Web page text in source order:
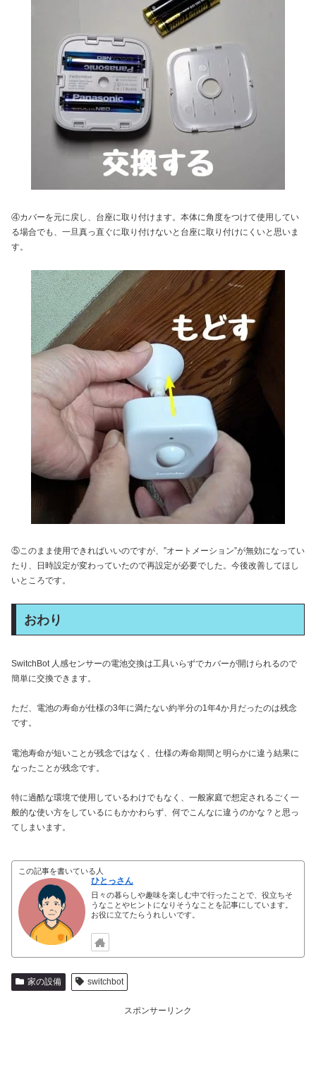
④カバーを元に戻し、台座に取り付けます。本体に角度をつけて使用してい
る場合でも、一旦真っ直ぐに取り付けないと台座に取り付けにくいと思いま
す。
⑤このまま使用できればいいのですが、”オートメーション”が無効になってい
たり、日時設定が変わっていたので再設定が必要でした。今後改善してほし
いところです。
おわり
SwitchBot 人感センサーの電池交換は工具いらずでカバーが開けられるので
簡単に交換できます。
ただ、電池の寿命が仕様の3年に満たない約半分の1年4か月だったのは残念
です。
電池寿命が短いことが残念ではなく、仕様の寿命期間と明らかに違う結果に
なったことが残念です。
特に過酷な環境で使用しているわけでもなく、一般家庭で想定されるごく一
般的な使い方をしているにもかかわらず、何でこんなに違うのかな？と思っ
てしまいます。
この記事を書いている人
ひとっさん
日々の暮らしや趣味を楽しむ中で行ったことで、役立ちそ
うなことやヒントになりそうなことを記事にしています。
お役に立てたらうれしいです。
家の設備 switchbot
スポンサーリンク